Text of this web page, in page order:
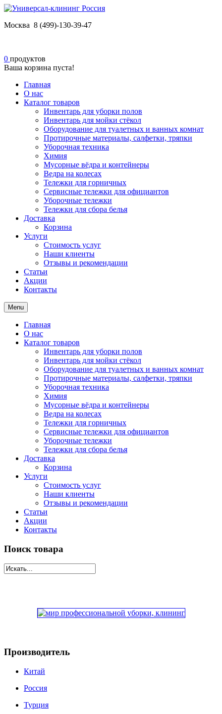
Москва 8 (499)-130-39-47
0 продуктов
Ваша корзина пуста!
Главная
О нас
Каталог товаров
Инвентарь для уборки полов
Инвентарь для мойки стёкол
Оборудование для туалетных и ванных комнат
Протирочные материалы, салфетки, тряпки
Уборочная техника
Химия
Мусорные вёдра и контейнеры
Ведра на колесах
Тележки для горничных
Сервисные тележки для официантов
Уборочные тележки
Тележки для сбора белья
Доставка
Корзина
Услуги
Стоимость услуг
Наши клиенты
Отзывы и рекомендации
Статьи
Акции
Контакты
Menu
Главная
О нас
Каталог товаров
Инвентарь для уборки полов
Инвентарь для мойки стёкол
Оборудование для туалетных и ванных комнат
Протирочные материалы, салфетки, тряпки
Уборочная техника
Химия
Мусорные вёдра и контейнеры
Ведра на колесах
Тележки для горничных
Сервисные тележки для официантов
Уборочные тележки
Тележки для сбора белья
Доставка
Корзина
Услуги
Стоимость услуг
Наши клиенты
Отзывы и рекомендации
Статьи
Акции
Контакты
Поиск товара
Производитель
Китай
Россия
Турция